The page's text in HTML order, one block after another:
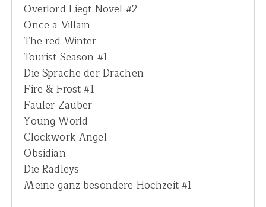
r
:
Overlord Liegt Novel #2
Once a Villain
The red Winter
Tourist Season #1
Die Sprache der Drachen
Fire & Frost #1
Fauler Zauber
Young World
Clockwork Angel
Obsidian
Die Radleys
Meine ganz besondere Hochzeit #1